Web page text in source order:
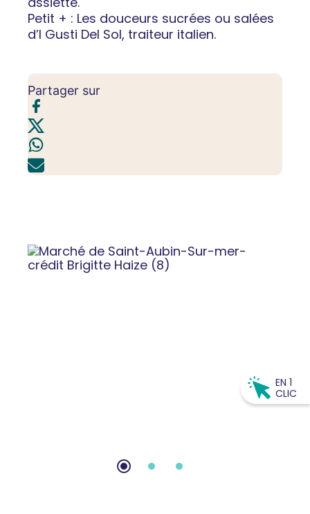
Petit + : Les douceurs sucrées ou salées
d’I Gusti Del Sol, traiteur italien.
Partager sur
EN 1
CLIC